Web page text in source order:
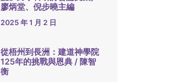
廖炳堂、倪步曉主編
2025 年 1 月 2 日
從梧州到長洲：建道神學院
125年的挑戰與恩典 / 陳智
衡